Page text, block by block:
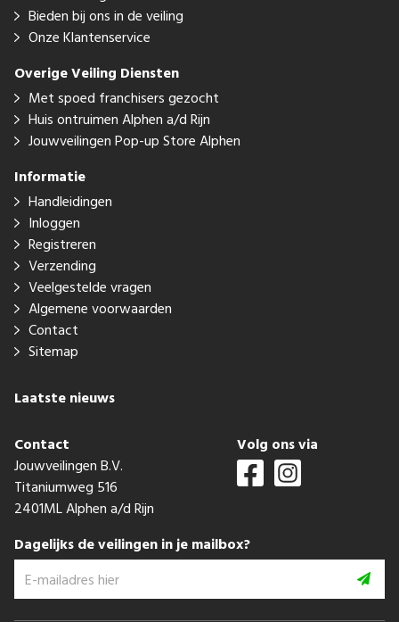
Bieden bij ons in de veiling
Onze Klantenservice
Overige Veiling Diensten
Met spoed franchisers gezocht
Huis ontruimen Alphen a/d Rijn
Jouwveilingen Pop-up Store Alphen
Informatie
Handleidingen
Inloggen
Registreren
Verzending
Veelgestelde vragen
Algemene voorwaarden
Contact
Sitemap
Laatste nieuws
Contact
Jouwveilingen B.V.
Titaniumweg 516
2401ML Alphen a/d Rijn
Volg ons via
Dagelijks de veilingen in je mailbox?